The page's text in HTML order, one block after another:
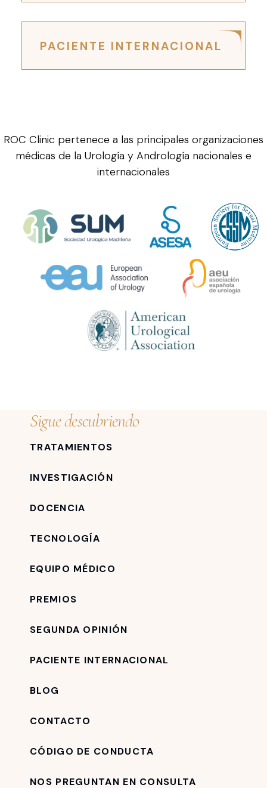
PACIENTE INTERNACIONAL
ROC Clinic pertenece a las principales organizaciones
médicas de la Urología y Andrología nacionales e
internacionales
Sigue descubriendo
TRATAMIENTOS
INVESTIGACIÓN
DOCENCIA
TECNOLOGÍA
EQUIPO MÉDICO
PREMIOS
SEGUNDA OPINIÓN
PACIENTE INTERNACIONAL
BLOG
CONTACTO
CÓDIGO DE CONDUCTA
NOS PREGUNTAN EN CONSULTA